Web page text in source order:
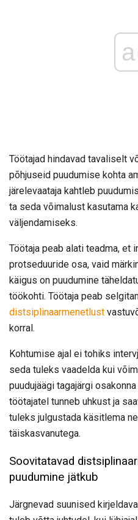
Töötajad hindavad tavaliselt
põhjuseid puudumise kohta
järelevaataja kahtleb
ta seda võimalust kasutama
väljendamiseks.
Töötaja peab alati teadma, et
protseduuride osa, vaid
käigus on puudumine
töökohti. Töötaja peab
distsiplinaarmenetlust
korral.
Kohtumise ajal ei tohiks
seda tuleks vaadelda kui
puudujäägi tagajärgi
töötajatel tunneb uhkust ja
tuleks julgustada käsitlema
täiskasvanutega.
Soovitatavad
puudumine jätkub
Järgnevad suunised